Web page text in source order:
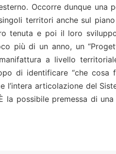
Occorre dunque
territori anche sul
tenuta e poi il loro
più di un anno, un
a livello
di identificare “che cosa
l’intera articolazione del
la possibile premessa di